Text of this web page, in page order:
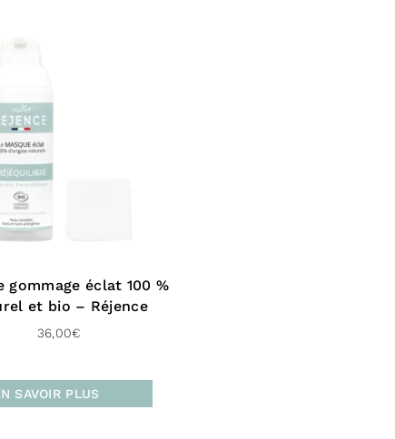
gommage éclat 100 %
et bio – Réjence
36,00€
SAVOIR PLUS